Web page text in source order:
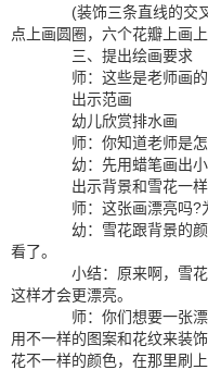
(装饰三条直线的交叉
点上画圆圈，六个花瓣上画
三、提出绘画要求
师：这些是老师画的
出示范画
幼儿欣赏排水画
师：你知道老师是怎
幼：先用蜡笔画出小
出示背景和雪花一样
师：这张画漂亮吗?
幼：雪花跟背景的颜
看了。
小结：原来啊，雪花
这样才会更漂亮。
师：你们想要一张漂
用不一样的图案和花纹来装
花不一样的颜色，在那里刷上